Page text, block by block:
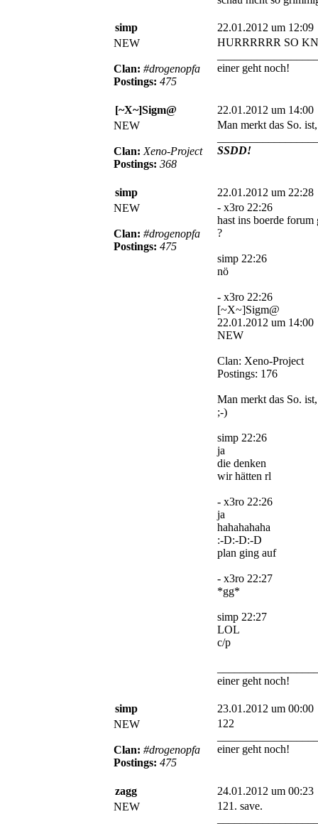
simp
22.01.2012 um 12:09
NEW
Clan: #drogenopfa
Postings: 475
HURRRRRR SO
einer geht noch!
[~X~]Sigm@
22.01.2012 um 14:00
NEW
Clan: Xeno-Project
Postings: 368
Man merkt das So.
SSDD!
simp
22.01.2012 um 22:28
NEW
Clan: #drogenopfa
Postings: 475
- x3ro 22:26
hast ins boerde forum
?
simp 22:26
nö
- x3ro 22:26
[~X~]Sigm@
22.01.2012 um 14:00
NEW
Clan: Xeno-Project
Postings: 176
Man merkt das So.
;-)
simp 22:26
ja
die denken
wir hätten rl
- x3ro 22:26
ja
hahahahaha
:-D:-D:-D
plan ging auf
- x3ro 22:27
*gg*
simp 22:27
LOL
c/p
einer geht noch!
simp
23.01.2012 um 00:00
NEW
Clan: #drogenopfa
Postings: 475
122
einer geht noch!
zagg
24.01.2012 um 00:23
NEW
121. save.